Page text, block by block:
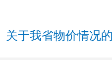
关于我省物价情况